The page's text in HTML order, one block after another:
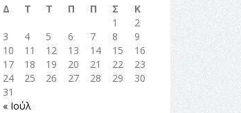
Δ
Τ Τ Π Π Σ
Κ
1
2
3
4 5 6 7 8
9
10
11 12 13 14 15
16
17
18 19 20 21 22
23
24
25 26 27 28 29
30
31
« Ιούλ